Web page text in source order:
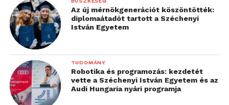
fényképezőgéppel készült…Az új mérnökgenerációt köszöntötték:
diplomaátadót tartott a Széchenyi
István Egyetem
TUDOMÁNY
Robotika és programozás: kezdetét
vette a Széchenyi István Egyetem és az
Audi Hungaria nyári programja